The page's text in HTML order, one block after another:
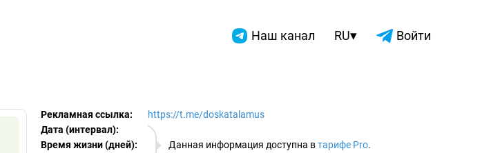
Наш канал RU▾ Войти
Рекламная ссылка: https://t.me/doskatalamus
Данная информация доступна втарифе Pro.
Дата (интервал):
09.08.2026
Время жизни (дней):